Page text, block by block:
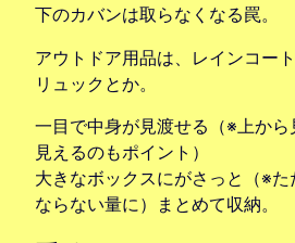
下のカバンは取らなくなる罠。
アウトドア用品は、レインコー
リュックとか。
一目で中身が見渡せる（※上か
見えるのもポイント）
大きなボックスにがさっと（※
ならない量に）まとめて収納。